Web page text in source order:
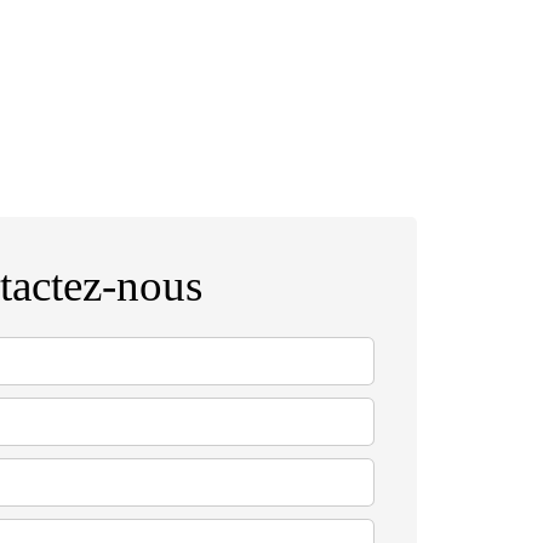
nous